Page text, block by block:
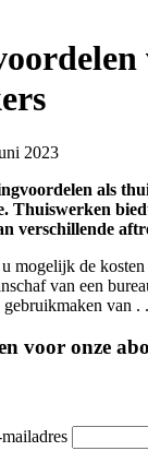
2023
als
Thuiswerken
verschillende
mogelijk de
van een
van .
voor onze